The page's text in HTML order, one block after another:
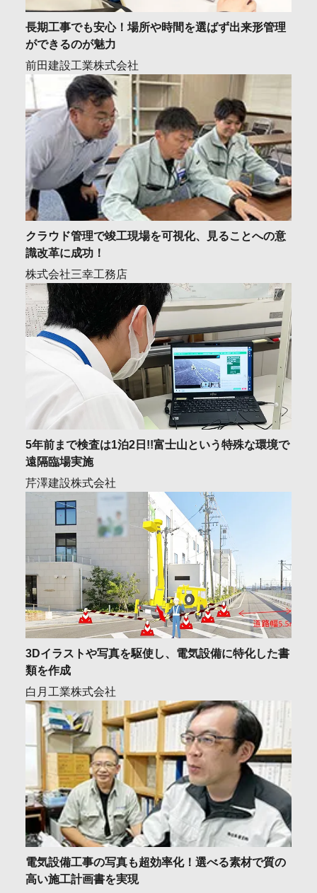
長期工事でも安心！場所や時間を選ばず出来形管理
ができるのが魅力
前田建設工業株式会社
クラウド管理で竣工現場を可視化、見ることへの意
識改革に成功！
株式会社三幸工務店
5年前まで検査は1泊2日!!富士山という特殊な環境で
遠隔臨場実施
芹澤建設株式会社
3Dイラストや写真を駆使し、電気設備に特化した書
類を作成
白月工業株式会社
電気設備工事の写真も超効率化！選べる素材で質の
高い施工計画書を実現